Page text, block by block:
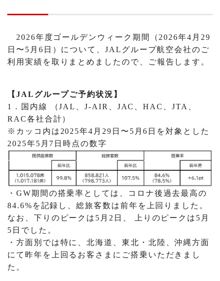
2026年度ゴールデンウィーク期間（2026年4月29
日〜5月6日）について、JALグループ航空会社のご
利用実績を取りまとめましたので、ご報告します。
【JALグループご予約状況】
1．国内線 （JAL、J-AIR、JAC、HAC、JTA、
RAC各社合計）
※カッコ内は2025年4月29日〜5月6日を対象とした
2025年5月7日時点の数字
・GW期間の搭乗率としては、コロナ後過去最高の
84.6%を記録し、総旅客数は前年を上回りました。
なお、下りのピークは5月2日、 上りのピークは5月
5日でした。
・方面別では特に、北海道、東北・北陸、沖縄方面
にて昨年を上回るお客さまにご搭乗いただきまし
た。